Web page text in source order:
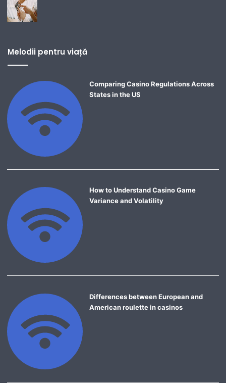
Melodii pentru viață
Comparing Casino Regulations Across
States in the US
How to Understand Casino Game
Variance and Volatility
Differences between European and
American roulette in casinos